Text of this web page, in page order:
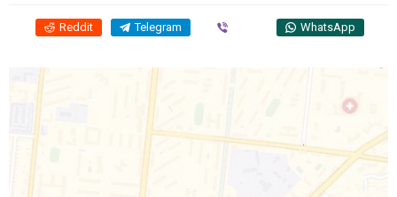
Reddit Telegram WhatsApp